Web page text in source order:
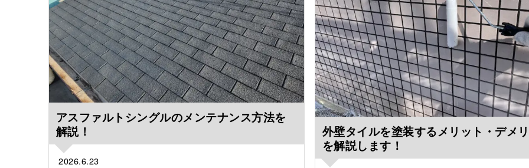
アスファルトシングルのメンテナンス方法を
解説！
2026.6.23
外壁タイルを塗装するメリット・デメ
を解説します！